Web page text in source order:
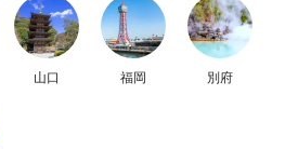
山口 福岡 別府